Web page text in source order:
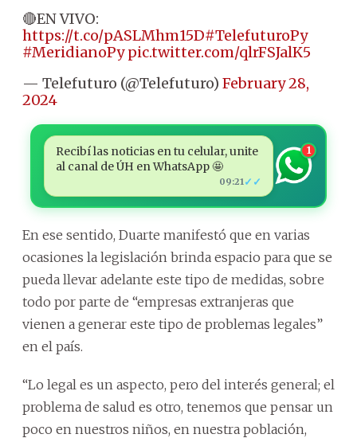
🔴EN VIVO:
https://t.co/pASLMhm15D#TelefuturoPy
#MeridianoPy pic.twitter.com/qlrFSJalK5
— Telefuturo (@Telefuturo) February 28,
2024
Recibí las noticias en tu celular, unite
al canal de ÚH en WhatsApp 🤩
09:21 ✓✓
1
En ese sentido, Duarte manifestó que en varias
ocasiones la legislación brinda espacio para que se
pueda llevar adelante este tipo de medidas, sobre
todo por parte de “empresas extranjeras que
vienen a generar este tipo de problemas legales”
en el país.
“Lo legal es un aspecto, pero del interés general; el
problema de salud es otro, tenemos que pensar un
poco en nuestros niños, en nuestra población,